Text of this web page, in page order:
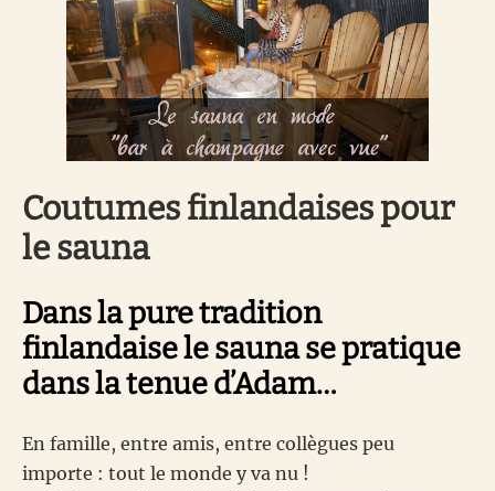
Coutumes finlandaises pour
le sauna
Dans la pure tradition
finlandaise le sauna se pratique
dans la tenue d’Adam…
En famille, entre amis, entre collègues peu
importe : tout le monde y va nu !